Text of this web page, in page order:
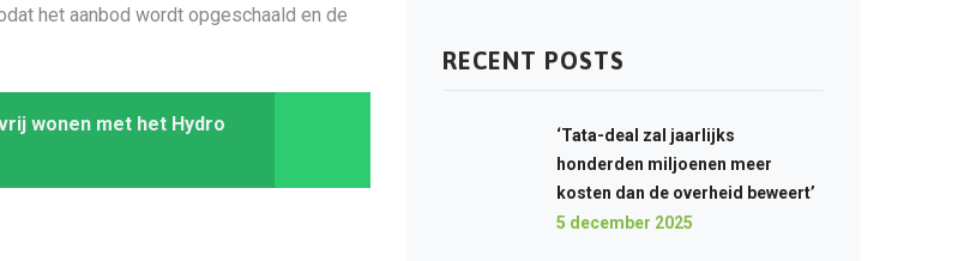
het aanbod wordt opgeschaald en de
wonen met het Hydro
RECENT POSTS
‘Tata-deal zal jaarlijks
honderden miljoenen meer
kosten dan de overheid beweert’
5 december 2025